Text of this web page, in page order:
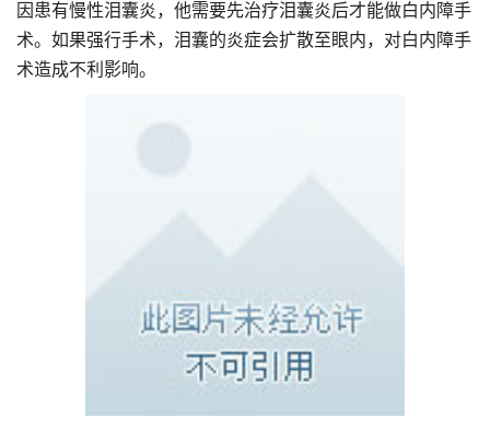
因患有慢性泪囊炎，他需要先治疗泪囊炎后才能做白内障手
术。如果强行手术，泪囊的炎症会扩散至眼内，对白内障手
术造成不利影响。